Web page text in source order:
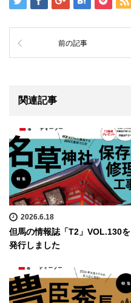
前の記事
関連記事
2026.6.18
但馬の情報誌「T2」VOL.130を
発行しました